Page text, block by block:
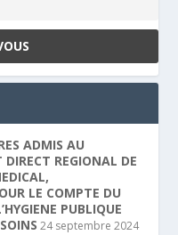
ADMIS AU
DIRECT REGIONAL DE
LE COMPTE DU
PUBLIQUE
24 septembre 2024